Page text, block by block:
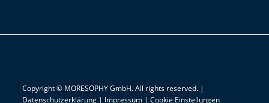
Copyright © MORESOPHY GmbH. All rights reserved. |
Datenschutzerklärung| Impressum| Cookie Einstellungen